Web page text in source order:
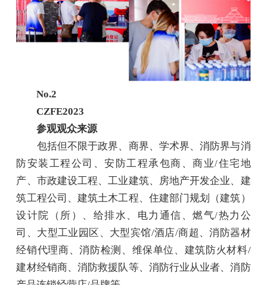
No.2
CZFE2023
参观观众来源
包括但不限于政界、商界、学术界、消防界与消
防安装工程公司、安防工程承包商、商业/住宅地
产、市政建设工程、工业建筑、房地产开发企业、建
筑工程公司、建筑土木工程、住建部门规划（建筑）
设计院（所）、给排水、电力通信、燃气/热力公
司、大型工业园区、大型宾馆/酒店/商超、消防器材
经销代理商、消防检测、维保单位、建筑防火材料/
建材经销商、消防救援队等、消防行业从业者、消防